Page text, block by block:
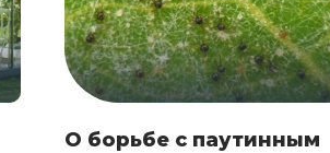
О борьбе с паутинным